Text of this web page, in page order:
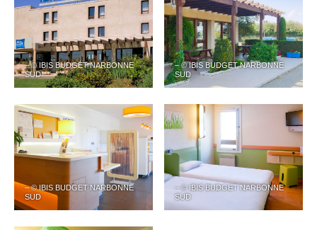
– © IBIS BUDGET NARBONNE
SUD
– © IBIS BUDGET NARBONNE
SUD
– © IBIS BUDGET NARBONNE
SUD
– © IBIS BUDGET NARBONNE
SUD